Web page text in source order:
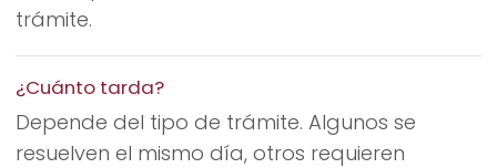
trámite.
¿Cuánto tarda?
Depende del tipo de trámite. Algunos se
resuelven el mismo día, otros requieren